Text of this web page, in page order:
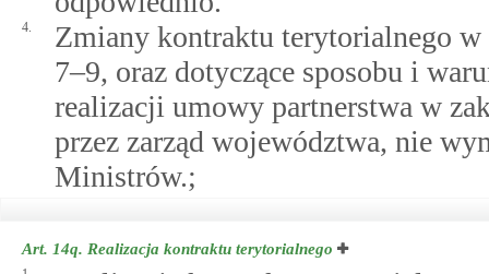
4.
Zmiany kontraktu terytorialnego
7–9, oraz dotyczące sposobu i
realizacji umowy partnerstwa w
przez zarząd województwa, nie
Ministrów.;
Art. 14q. Realizacja kontraktu terytorialnego